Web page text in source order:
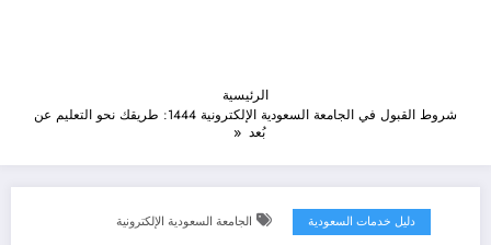
الرئيسية
شروط القبول في الجامعة السعودية الإلكترونية 1444: طريقك نحو التعليم عن
بُعد
دليل خدمات السعودية الجامعة السعودية الإلكترونية